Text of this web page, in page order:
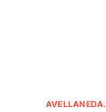
AVELLANEDA.